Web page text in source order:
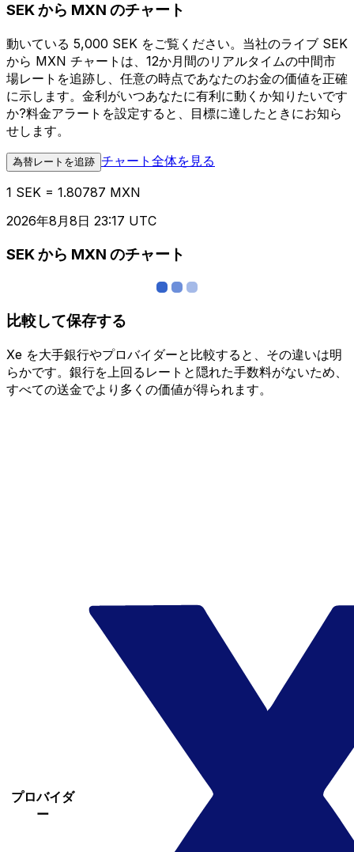
SEK から MXN のチャート
動いている 5,000 SEK をご覧ください。当社のライブ SEK
から MXN チャートは、12か月間のリアルタイムの中間市
場レートを追跡し、任意の時点であなたのお金の価値を正確
に示します。金利がいつあなたに有利に動くか知りたいです
か?料金アラートを設定すると、目標に達したときにお知ら
せします。
為替レートを追跡 チャート全体を見る
1 SEK = 1.80787 MXN
2026年8月8日 23:17 UTC
SEK から MXN のチャート
比較して保存する
Xe を大手銀行やプロバイダーと比較すると、その違いは明
らかです。銀行を上回るレートと隠れた手数料がないため、
すべての送金でより多くの価値が得られます。
プロバイダ
ー